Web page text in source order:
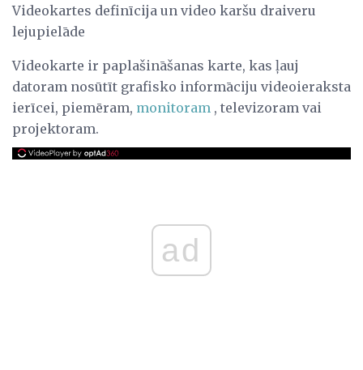
Videokartes definīcija un video karšu draiveru
lejupielāde
Videokarte ir paplašināšanas karte, kas ļauj
datoram nosūtīt grafisko informāciju videoieraksta
ierīcei, piemēram, monitoram , televizoram vai
projektoram.
ad